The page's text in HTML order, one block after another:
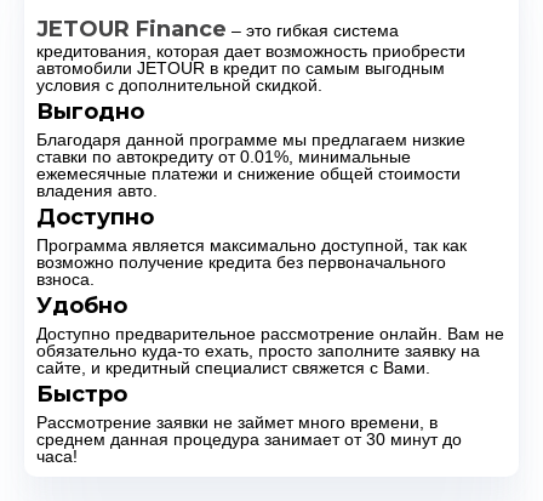
JETOUR Finance – это гибкая система
кредитования, которая дает возможность приобрести
автомобили JETOUR в кредит по самым выгодным
условия с дополнительной скидкой.
Выгодно
Благодаря данной программе мы предлагаем низкие
ставки по автокредиту от 0.01%, минимальные
ежемесячные платежи и снижение общей стоимости
владения авто.
Доступно
Программа является максимально доступной, так как
возможно получение кредита без первоначального
взноса.
Удобно
Доступно предварительное рассмотрение онлайн. Вам не
обязательно куда-то ехать, просто заполните заявку на
сайте, и кредитный специалист свяжется с Вами.
Быстро
Рассмотрение заявки не займет много времени, в
среднем данная процедура занимает от 30 минут до
часа!